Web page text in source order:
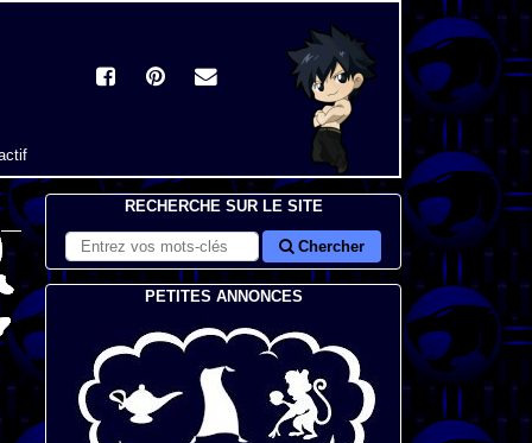
RECHERCHE SUR LE SITE
Chercher
PETITES ANNONCES